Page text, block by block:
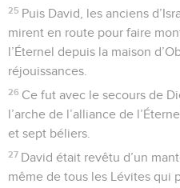
25 Puis David, les anciens
mirent en route pour faire
l’Éternel depuis la maison
réjouissances.
26 Ce fut avec le secours de
l’arche de l’alliance de
et sept béliers.
27 David était revêtu d’un
même de tous les Lévites qui